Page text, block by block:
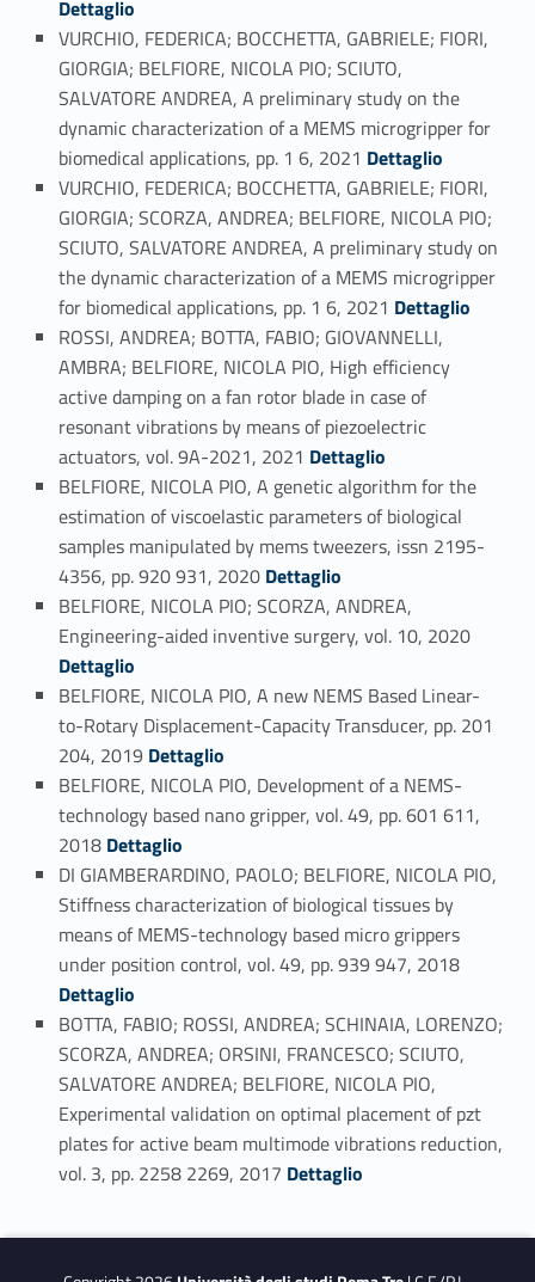
Dettaglio
VURCHIO, FEDERICA; BOCCHETTA, GABRIELE; FIORI,
GIORGIA; BELFIORE, NICOLA PIO; SCIUTO,
SALVATORE ANDREA, A preliminary study on the
dynamic characterization of a MEMS microgripper for
biomedical applications, pp. 1 6, 2021 Link identifier #identifier_person_188705-69
Dettaglio
VURCHIO, FEDERICA; BOCCHETTA, GABRIELE; FIORI,
GIORGIA; SCORZA, ANDREA; BELFIORE, NICOLA PIO;
SCIUTO, SALVATORE ANDREA, A preliminary study on
the dynamic characterization of a MEMS microgripper
for biomedical applications, pp. 1 6, 2021 Link identifier #identifier_person_183543-70
Dettaglio
ROSSI, ANDREA; BOTTA, FABIO; GIOVANNELLI,
AMBRA; BELFIORE, NICOLA PIO, High efficiency
active damping on a fan rotor blade in case of
resonant vibrations by means of piezoelectric
actuators, vol. 9A-2021, 2021 Link identifier #identifier_person_131272-71
Dettaglio
BELFIORE, NICOLA PIO, A genetic algorithm for the
estimation of viscoelastic parameters of biological
samples manipulated by mems tweezers, issn 2195-
4356, pp. 920 931, 2020 Link identifier #identifier_person_438-72
Dettaglio
BELFIORE, NICOLA PIO; SCORZA, ANDREA,
Engineering-aided inventive surgery, vol. 10, 2020
Dettaglio
BELFIORE, NICOLA PIO, A new NEMS Based Linear-
to-Rotary Displacement-Capacity Transducer, pp. 201
204, 2019 Link identifier #identifier_person_147368-74
Dettaglio
BELFIORE, NICOLA PIO, Development of a NEMS-
technology based nano gripper, vol. 49, pp. 601 611,
2018 Link identifier #identifier_person_115902-75
Dettaglio
DI GIAMBERARDINO, PAOLO; BELFIORE, NICOLA PIO,
Stiffness characterization of biological tissues by
means of MEMS-technology based micro grippers
under position control, vol. 49, pp. 939 947, 2018
Dettaglio
BOTTA, FABIO; ROSSI, ANDREA; SCHINAIA, LORENZO;
SCORZA, ANDREA; ORSINI, FRANCESCO; SCIUTO,
SALVATORE ANDREA; BELFIORE, NICOLA PIO,
Experimental validation on optimal placement of pzt
plates for active beam multimode vibrations reduction,
vol. 3, pp. 2258 2269, 2017 Link identifier #identifier_person_164847-77
Dettaglio